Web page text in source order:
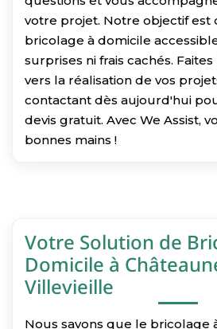
votre projet. Notre objectif est
bricolage à domicile
surprises ni frais cachés.
vers la réalisation de vos
contactant dès aujourd'hui
devis gratuit. Avec We Assist,
bonnes mains !
Votre Solution de
Domicile à
Villevieille
Nous savons que le bricolage